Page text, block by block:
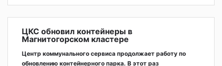
ЦКС обновил контейнеры в
Магнитогорском кластере
Центр коммунального сервиса продолжает работу по
обновлению контейнерного парка. В этот раз